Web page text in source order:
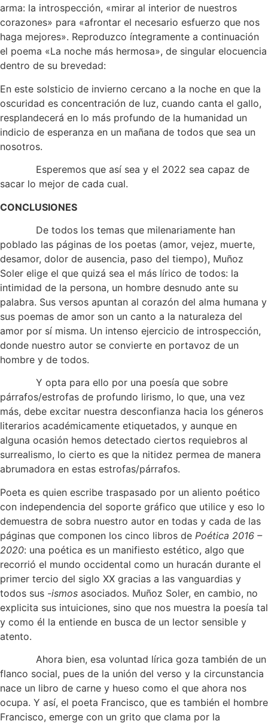
arma: la introspección, «mirar al interior de nuestros
corazones» para «afrontar el necesario esfuerzo que nos
haga mejores». Reproduzco íntegramente a continuación
el poema «La noche más hermosa», de singular elocuencia
dentro de su brevedad:
En este solsticio de invierno cercano a la noche en que la
oscuridad es concentración de luz, cuando canta el gallo,
resplandecerá en lo más profundo de la humanidad un
indicio de esperanza en un mañana de todos que sea un
nosotros.
Esperemos que así sea y el 2022 sea capaz de
sacar lo mejor de cada cual.
CONCLUSIONES
De todos los temas que milenariamente han
poblado las páginas de los poetas (amor, vejez, muerte,
desamor, dolor de ausencia, paso del tiempo), Muñoz
Soler elige el que quizá sea el más lírico de todos: la
intimidad de la persona, un hombre desnudo ante su
palabra. Sus versos apuntan al corazón del alma humana y
sus poemas de amor son un canto a la naturaleza del
amor por sí misma. Un intenso ejercicio de introspección,
donde nuestro autor se convierte en portavoz de un
hombre y de todos.
Y opta para ello por una poesía que sobre
párrafos/estrofas de profundo lirismo, lo que, una vez
más, debe excitar nuestra desconfianza hacia los géneros
literarios académicamente etiquetados, y aunque en
alguna ocasión hemos detectado ciertos requiebros al
surrealismo, lo cierto es que la nitidez permea de manera
abrumadora en estas estrofas/párrafos.
Poeta es quien escribe traspasado por un aliento poético
con independencia del soporte gráfico que utilice y eso lo
demuestra de sobra nuestro autor en todas y cada de las
páginas que componen los cinco libros de Poética 2016 –
2020: una poética es un manifiesto estético, algo que
recorrió el mundo occidental como un huracán durante el
primer tercio del siglo XX gracias a las vanguardias y
todos sus -ismos asociados. Muñoz Soler, en cambio, no
explicita sus intuiciones, sino que nos muestra la poesía tal
y como él la entiende en busca de un lector sensible y
atento.
Ahora bien, esa voluntad lírica goza también de un
flanco social, pues de la unión del verso y la circunstancia
nace un libro de carne y hueso como el que ahora nos
ocupa. Y así, el poeta Francisco, que es también el hombre
Francisco, emerge con un grito que clama por la